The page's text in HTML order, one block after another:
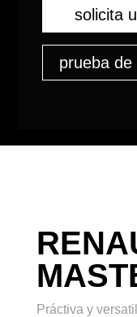
solicita
prueba de
Práctiva y